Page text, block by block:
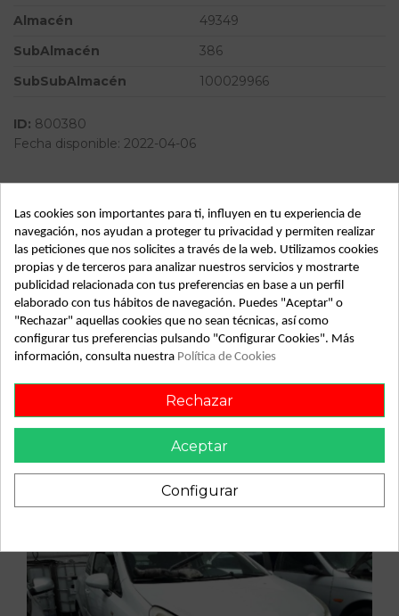
Almacén
49349
SubAlmacén
386
SubSubAlmacén
100029966
ID: 800380
Fecha disponible: 2022-04-06
Descripción
Recambio de condensador radiador aire acondicionado para
opel corsa d cosmo | 07.06 - 12.10 cosmo | 07.06 - 12.10
referencia OEM IAM
Vehículo de origen
Las cookies son importantes para ti, influyen en tu experiencia de
navegación, nos ayudan a proteger tu privacidad y permiten realizar
las peticiones que nos solicites a través de la web. Utilizamos cookies
propias y de terceros para analizar nuestros servicios y mostrarte
publicidad relacionada con tus preferencias en base a un perfil
elaborado con tus hábitos de navegación. Puedes "Aceptar" o
"Rechazar" aquellas cookies que no sean técnicas, así como
configurar tus preferencias pulsando "Configurar Cookies". Más
información, consulta nuestra Política de Cookies
Rechazar
Aceptar
Configurar